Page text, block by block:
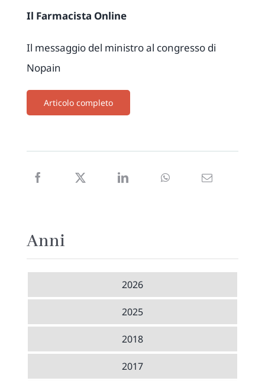
Il Farmacista Online
Il messaggio del ministro al congresso di
Nopain
Articolo completo
Anni
2026
2025
2018
2017